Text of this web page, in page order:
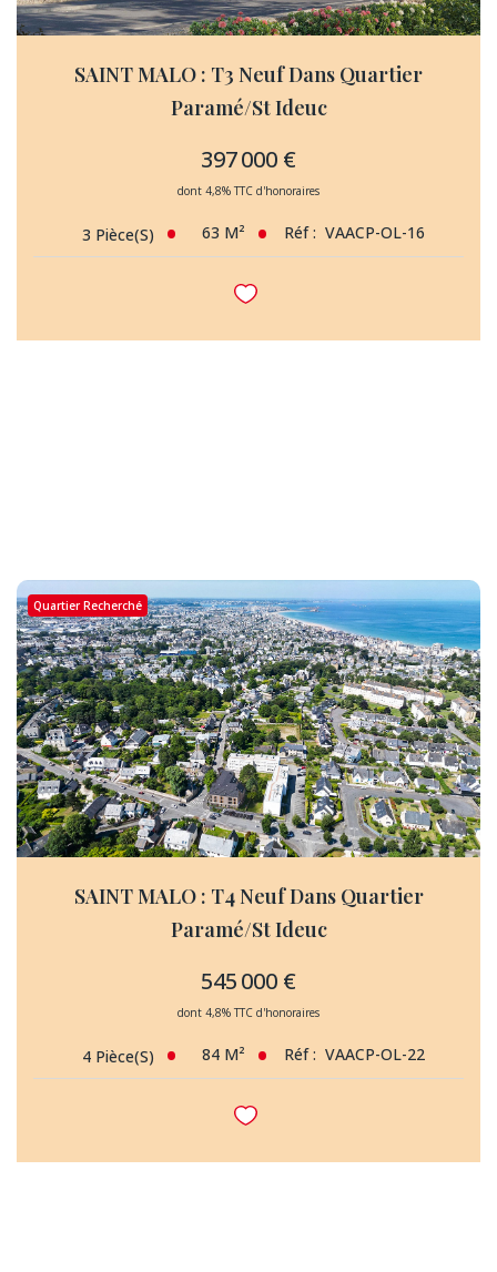
SAINT MALO : T3 Neuf Dans Quartier
Paramé/St Ideuc
397 000 €
dont 4,8% TTC d'honoraires
3 Pièce(s) 63 M² Réf : VAACP-OL-16
Quartier Recherché
SAINT MALO : T4 Neuf Dans Quartier
Paramé/St Ideuc
545 000 €
dont 4,8% TTC d'honoraires
4 Pièce(s) 84 M² Réf : VAACP-OL-22